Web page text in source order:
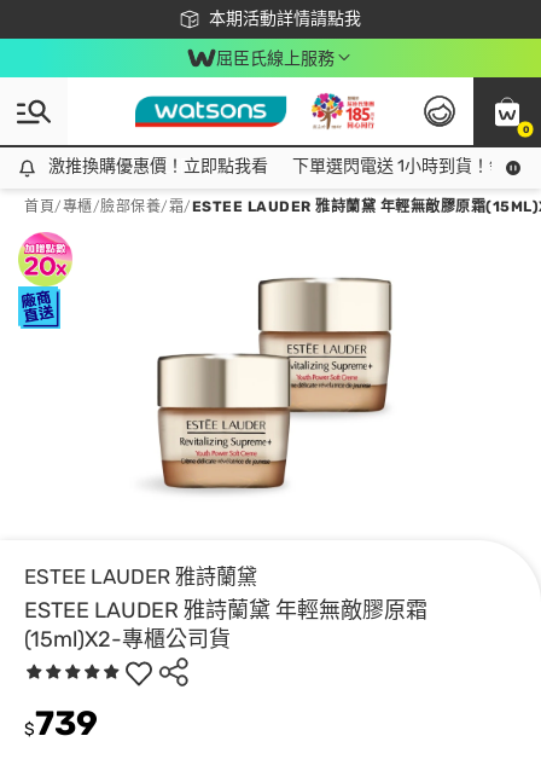
本期活動詳情請點我
下載app最高回饋$350
屈臣氏線上服務
0
激推換購優惠價！立即點我看
激推換購優惠價！立即點我看 下單選閃電送 1小時到貨！領神
首頁/專櫃/臉部保養/霜/ESTEE LAUDER 雅詩蘭黛 年輕無敵膠原霜
ESTEE LAUDER 雅詩蘭黛
ESTEE LAUDER 雅詩蘭黛 年輕無敵膠原霜
(15ml)X2-專櫃公司貨
$739